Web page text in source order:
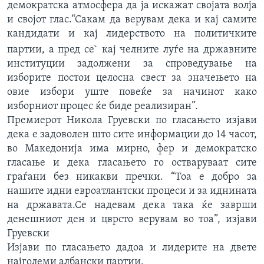
демократска атмосфера да ја искажат својата волја
и својот глас.“Сакам да верувам дека и кај самите
кандидати и кај лидерството на политичките
партии, а пред се` кај челните луѓе на државните
институции задолжени за спроведување на
изборите постои целосна свест за значењето на
овие избори уште повеќе за начинот како
изборниот процес ќе биде реализиран”.
Премиерот Никола Груевски по гласањето изјави
дека е задоволен што сите информации до 14 часот,
во Македонија има мирно, фер и демократско
гласање и дека гласањето го остваруваат сите
граѓани без никакви пречки. “Тоа е добро за
нашите идни евроатлантски процеси и за иднината
на државата.Се надевам дека така ќе заврши
денешниот ден и цврсто верувам во тоа”, изјави
Груевски
Изјави по гласањето дадоа и лидерите на двете